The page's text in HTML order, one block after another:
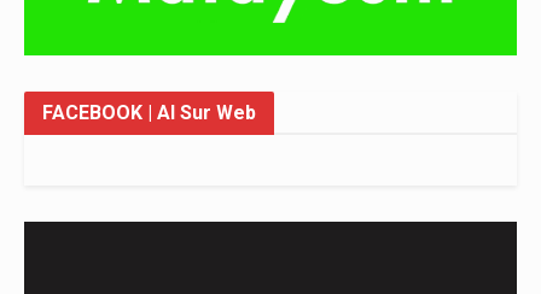
FACEBOOK | Al Sur Web